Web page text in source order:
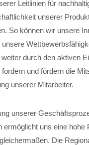
Leitlinien für
unserer
So können wir unsere
unsere
durch den aktiven
fordern und fördern die
unserer Mitarbeiter.
unserer
ermöglicht uns eine hohe
Die